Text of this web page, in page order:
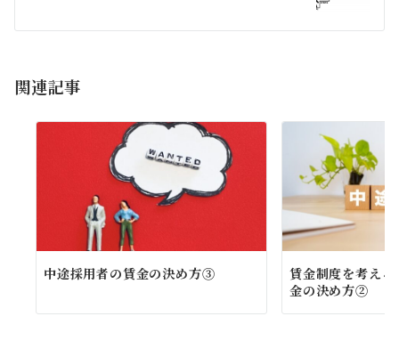
シ
ン
関連記事
中途採用者の賃金の決め方③
賃金制度を考え
金の決め方②